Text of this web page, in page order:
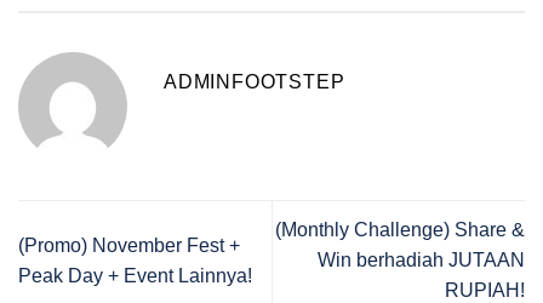
ADMINFOOTSTEP
(Promo) November Fest +
Peak Day + Event Lainnya!
(Monthly Challenge) Share &
Win berhadiah JUTAAN
RUPIAH!